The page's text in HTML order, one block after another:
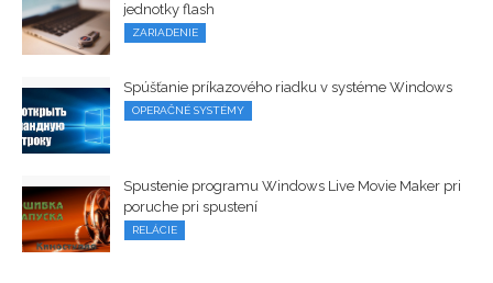
jednotky flash
ZARIADENIE
Spúšťanie príkazového riadku v systéme Windows
OPERAČNÉ SYSTÉMY
Spustenie programu Windows Live Movie Maker pri
poruche pri spustení
RELÁCIE